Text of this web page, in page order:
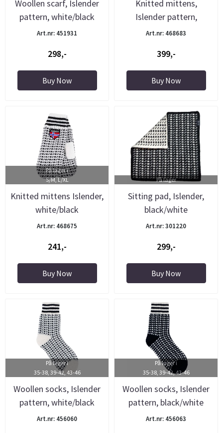
Woollen scarf, Islender
pattern, white/black
Art.nr: 451931
298,-
Buy Now
Knitted mittens,
Islender pattern,
white/black
Art.nr: 468683
399,-
Buy Now
På lager i
S/M, L/XL
Knitted mittens Islender,
white/black
Art.nr: 468675
241,-
Buy Now
På lager
Sitting pad, Islender,
black/white
Art.nr: 301220
299,-
Buy Now
På lager i
35-38, 39-42, 43-46
Woollen socks, Islender
pattern, white/black
Art.nr: 456060
På lager i
35-38, 39-42, 43-46
Woollen socks, Islender
pattern, black/white
Art.nr: 456063